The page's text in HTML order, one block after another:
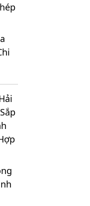
Đến
1
Trọn
Bộ